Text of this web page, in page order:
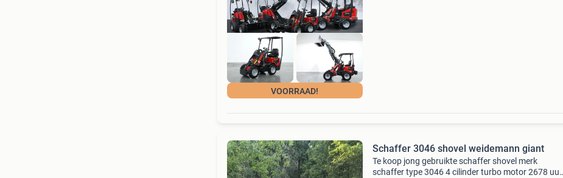
VOORRAAD!
Schaffer 3046 shovel weidemann giant
Te koop jong gebruikte schaffer shovel merk
schaffer type 3046 4 cilinder turbo motor 2678 uur